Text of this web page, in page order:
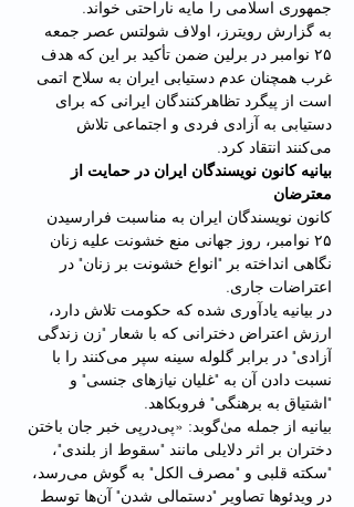
جمهوری اسلامی را مایه ناراحتی خواند.
به گزارش رویترز، اولاف شولتس عصر جمعه
۲۵ نوامبر در برلین ضمن تأکید بر این که هدف
غرب همچنان عدم دستیابی ایران به سلاح اتمی
است از پیگرد تظاهرکنندگان ایرانی که برای
دستیابی به آزادی فردی و اجتماعی تلاش
می‌کنند انتقاد کرد.
بیانیه کانون نویسندگان ایران در حمایت از
معترضان
کانون نویسندگان ایران به مناسبت فرارسیدن
۲۵ نوامبر، روز جهانی منع خشونت علیه زنان
نگاهی انداخته بر "انواع خشونت بر زنان" در
اعتراضات جاری.
در بیانیه یادآوری شده که حکومت تلاش دارد،
ارزش اعتراض دخترانی که با شعار "زن زندگی
آزادی" در برابر گلوله سینه سپر می‌کنند را با
نسبت دادن آن به "غلیان نیازهای جنسی" و
"اشتیاق به برهنگی" فروبکاهد.
بیانیه از جمله میٰ‌گوبد: «پی‌در‌پی خبر جان باختن
دختران بر اثر دلایلی مانند "سقوط از بلندی"،
"سکته قلبی و "مصرف الکل" به گوش می‌رسد،
در ویدئوها تصاویر "دستمالی شدن" آن‌ها توسط